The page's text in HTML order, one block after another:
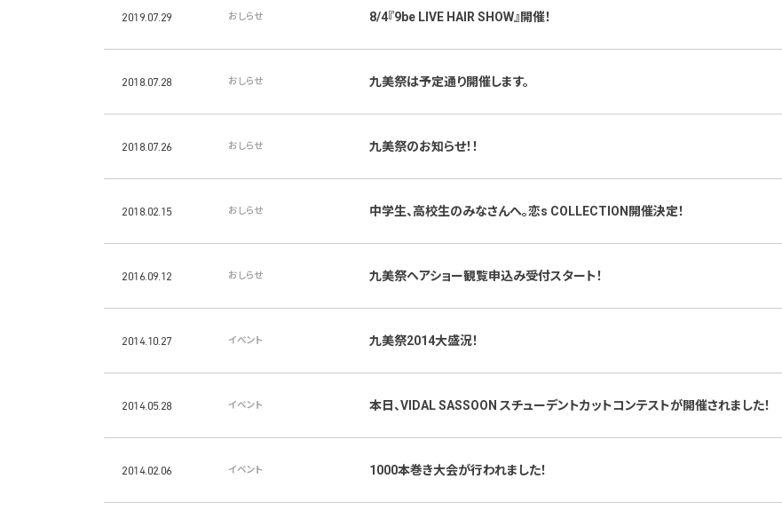
2019.07.29 おしらせ 8/4『9be LIVE HAIR SHOW』開催！
2018.07.28 おしらせ 九美祭は予定通り開催します。
2018.07.26 おしらせ 九美祭のお知らせ！！
2018.02.15 おしらせ 中学生、高校生のみなさんへ。恋s COLLECTION開催決定！
2016.09.12 おしらせ 九美祭ヘアショー観覧申込み受付スタート！
2014.10.27 イベント 九美祭2014大盛況！
2014.05.28 イベント 本日、VIDAL SASSOON スチューデントカットコンテストが開催されました！
2014.02.06 イベント 1000本巻き大会が行われました！